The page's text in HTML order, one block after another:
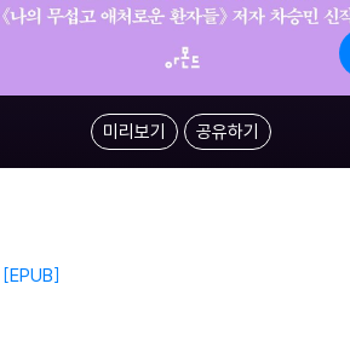
미리보기 공유하기
EPUB